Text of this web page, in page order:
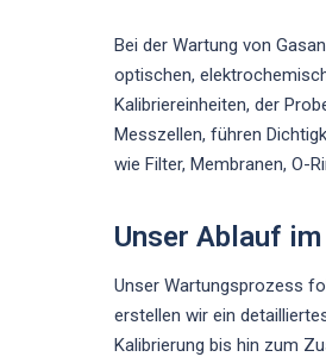
Bei der Wartung von
optischen,
Kalibriereinheiten, der
Messzellen, führen
wie Filter, Membranen, O-
Unser Ablauf im
Unser Wartungsprozess
erstellen wir ein
Kalibrierung bis hin zum